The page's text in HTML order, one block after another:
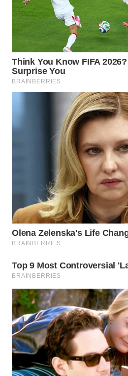
TAPANULI
TENGAH
WN DELI
SERDANG
WN
KARAWANG
WN
BEKASI
WN
BOGOR
WN
WN
TAPANULI
UTARA
WN
SAMOSIR